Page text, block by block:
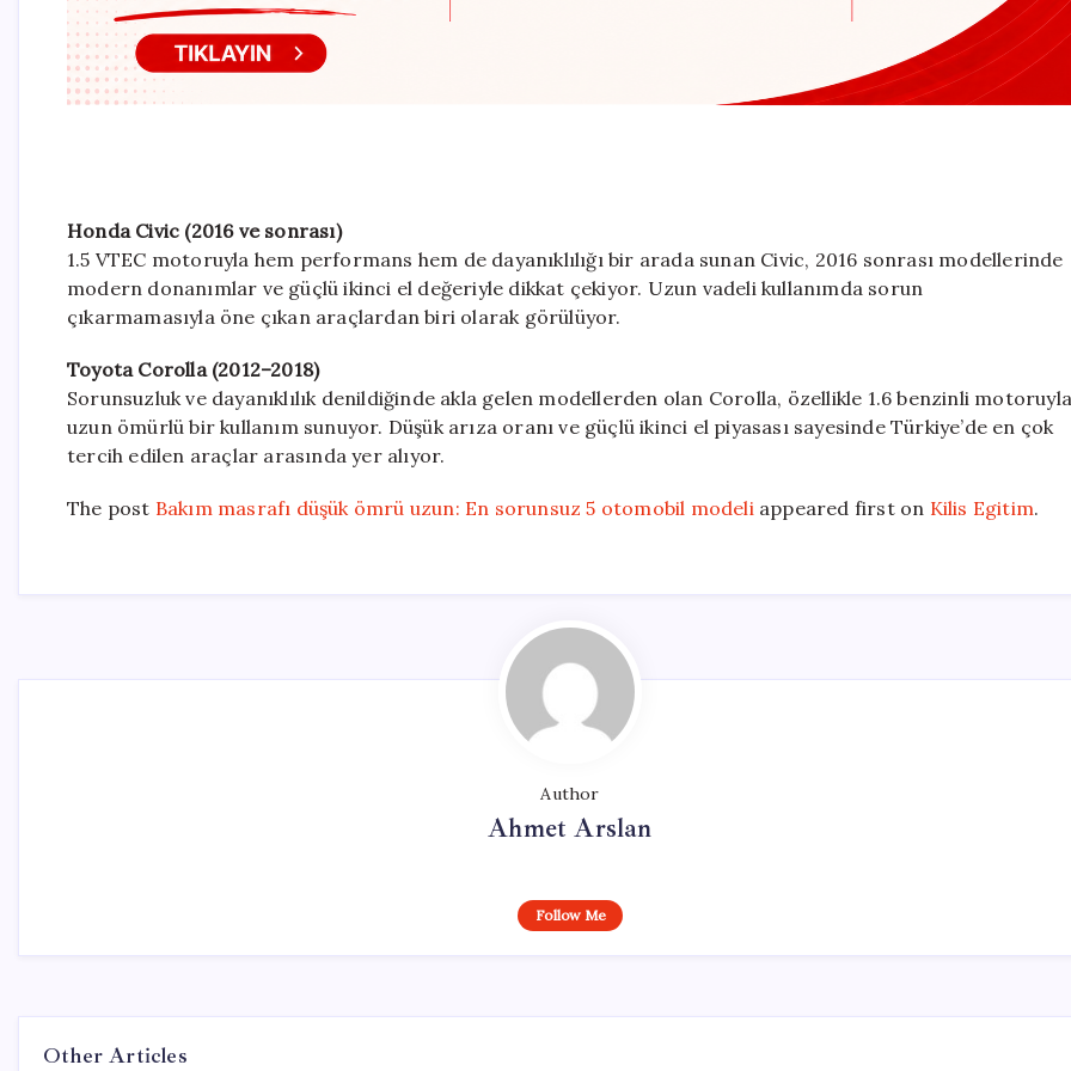
Honda Civic (2016 ve sonrası)
1.5 VTEC motoruyla hem performans hem de dayanıklılığı bir arada sunan Civic, 2016 sonrası modellerinde
modern donanımlar ve güçlü ikinci el değeriyle dikkat çekiyor. Uzun vadeli kullanımda sorun
çıkarmamasıyla öne çıkan araçlardan biri olarak görülüyor.
Toyota Corolla (2012–2018)
Sorunsuzluk ve dayanıklılık denildiğinde akla gelen modellerden olan Corolla, özellikle 1.6 benzinli
uzun ömürlü bir kullanım sunuyor. Düşük arıza oranı ve güçlü ikinci el piyasası sayesinde Türkiye’de en çok
tercih edilen araçlar arasında yer alıyor.
The post Bakım masrafı düşük ömrü uzun: En sorunsuz 5 otomobil modeli appeared first on Kilis Egitim.
Author
Ahmet Arslan
Follow Me
Other Articles